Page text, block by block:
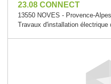
23.08 CONNECT
13550 NOVES - Provence-
Travaux d'installation électrique